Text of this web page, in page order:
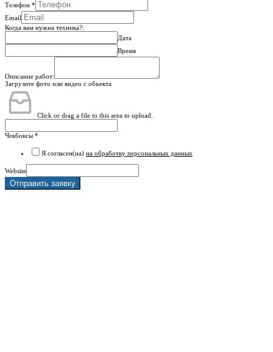
Телефон *
Email
Когда вам нужна техника?:
Дата
Время
Описание работ:
Загрузите фото или видео с объекта
Click or drag a file to this area to upload.
Чекбоксы *
Я согласен(на) на обработку персональных данных
Website
Отправить заявку